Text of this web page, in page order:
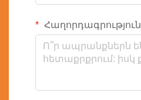
Հաղորդագրություն